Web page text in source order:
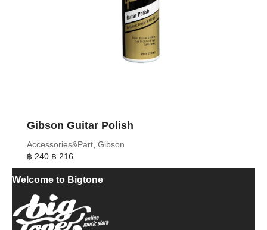
Gibson Guitar Polish
Accessories&Part, Gibson
฿240 Original
price
was:
฿ 216
price
is:
Welcome to Bigtone